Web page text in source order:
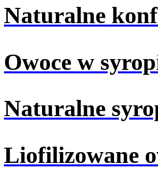
Naturalne
Owoce w
Naturalne
Liofilizowane